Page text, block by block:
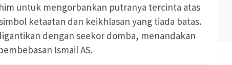
untuk mengorbankan putranya tercinta atas
ketaatan dan keikhlasan yang tiada batas.
dengan seekor domba, menandakan
Ismail AS.